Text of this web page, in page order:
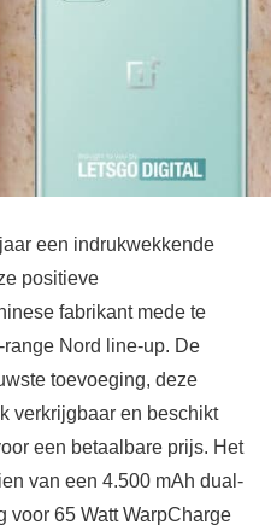
een indrukwekkende
positieve
fabrikant mede te
Nord line-up. De
toevoeging, deze
verkrijgbaar en beschikt
een betaalbare prijs. Het
van een 4.500 mAh dual-
voor 65 Watt WarpCharge